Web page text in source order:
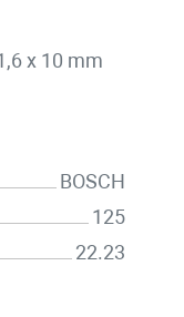
x 10 mm
BOSCH
125
22.23